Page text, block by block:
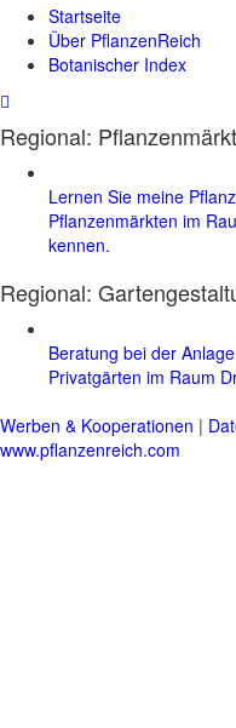
Startseite
Über PflanzenReich
Botanischer Index
Regional:
Lernen Sie meine
Pflanzenmärkten im
kennen.
Regional:
Beratung bei der
Privatgärten im Raum
Werben & Kooperationen |
www.pflanzenreich.com